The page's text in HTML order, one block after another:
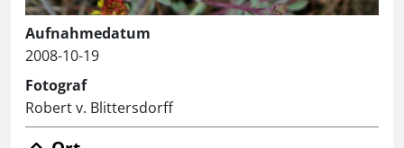
Aufnahmedatum
2008-10-19
Fotograf
Robert v. Blittersdorff